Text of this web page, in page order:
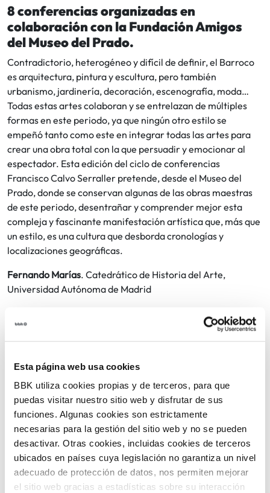
Esta página web usa cookies
BBK utiliza cookies propias y de terceros, para que
puedas visitar nuestro sitio web y disfrutar de sus
funciones. Algunas cookies son estrictamente
necesarias para la gestión del sitio web y no se pueden
desactivar. Otras cookies, incluidas cookies de terceros
ubicados en países cuya legislación no garantiza un nivel
adecuado de protección de datos, nos permiten mejorar
el sitio web gracias a estadísticas sobre su interacción
8 conferencias organizadas en
colaboración con la Fundación Amigos
del Museo del Prado.
Contradictorio, heterogéneo y difícil de definir, el Barroco
es arquitectura, pintura y escultura, pero también
urbanismo, jardinería, decoración, escenografía, moda…
Todas estas artes colaboran y se entrelazan de múltiples
formas en este periodo, ya que ningún otro estilo se
empeñó tanto como este en integrar todas las artes para
crear una obra total con la que persuadir y emocionar al
espectador. Esta edición del ciclo de conferencias
Francisco Calvo Serraller pretende, desde el Museo del
Prado, donde se conservan algunas de las obras maestras
de este periodo, desentrañar y comprender mejor esta
compleja y fascinante manifestación artística que, más que
un estilo, es una cultura que desborda cronologías y
localizaciones geográficas.
Fernando Marías. Catedrático de Historia del Arte,
Universidad Autónoma de Madrid
A partir de 75 €
Público general – Presencial | 125€
Amigos del Museo – Online | 75€
Público general – Online | 100€
Reducida – Online * | 90€
Ciclo + Amigo Individual. Presencial | 140€
Ciclo + Amigo Individual. Online | 120€
Ciclo + Amigo Senior. Presencial | 120€
Ciclo + Amigo Senior. Online | 100€
Observaciones
*Reducida: Mayores de 65 años, personas desempleadas, estudiantes
y docentes. Imprescindible presentar la documentación oficial
correspondiente para beneficiarse de la tarifa reducida. La tarifa de